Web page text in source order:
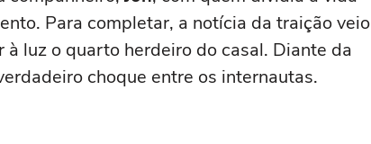
Para completar, a notícia da traição veio
luz o quarto herdeiro do casal. Diante da
choque entre os internautas.